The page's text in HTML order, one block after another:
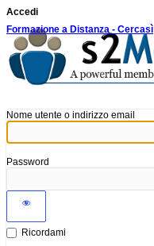
Accedi
Formazione a Distanza - Cercasì
Nome utente o indirizzo email
Password
Ricordami